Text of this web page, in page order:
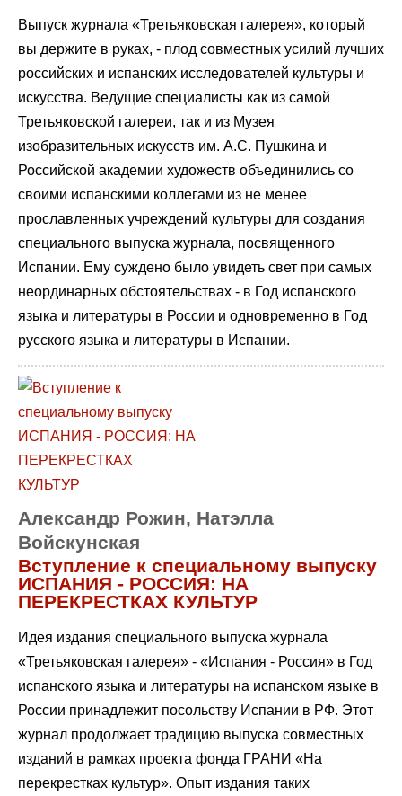
Выпуск журнала «Третьяковская галерея», который
вы держите в руках, - плод совместных усилий лучших
российских и испанских исследователей культуры и
искусства. Ведущие специалисты как из самой
Третьяковской галереи, так и из Музея
изобразительных искусств им. А.С. Пушкина и
Российской академии художеств объединились со
своими испанскими коллегами из не менее
прославленных учреждений культуры для создания
специального выпуска журнала, посвященного
Испании. Ему суждено было увидеть свет при самых
неординарных обстоятельствах - в Год испанского
языка и литературы в России и одновременно в Год
русского языка и литературы в Испании.
Александр Рожин, Натэлла
Войскунская
Вступление к специальному выпуску
ИСПАНИЯ - РОССИЯ: НА
ПЕРЕКРЕСТКАХ КУЛЬТУР
Идея издания специального выпуска журнала
«Третьяковская галерея» - «Испания - Россия» в Год
испанского языка и литературы на испанском языке в
России принадлежит посольству Испании в РФ. Этот
журнал продолжает традицию выпуска совместных
изданий в рамках проекта фонда ГРАНИ «На
перекрестках культур». Опыт издания таких